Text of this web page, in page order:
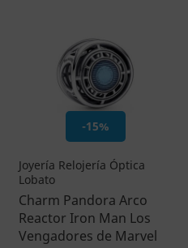
-15%
Joyería Relojería Óptica
Lobato
Charm Pandora Arco
Reactor Iron Man Los
Vengadores de Marvel